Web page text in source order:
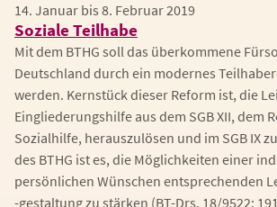
14. Januar bis 8. Februar 2019
Soziale Teilhabe
Mit dem BTHG soll das überkommene
Deutschland durch ein modernes
werden. Kernstück dieser Reform ist, die
Eingliederungshilfe aus dem SGB XII, dem
Sozialhilfe, herauszulösen und im SGB IX
des BTHG ist es, die Möglichkeiten einer
persönlichen Wünschen entsprechenden
-gestaltung zu stärken (BT-Drs. 18/9522: